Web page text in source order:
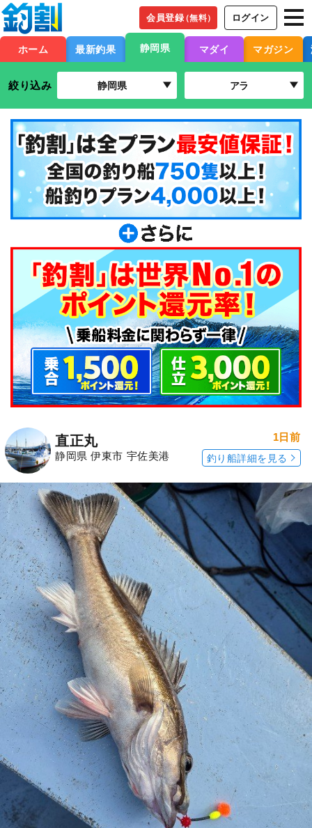
会員登録（無料） ログイン
ホーム 最新釣果 静岡県 マダイ マガジン
絞り込み 静岡県 アラ
直正丸
静岡県 伊東市 宇佐美港
1日前
釣り船詳細を見る